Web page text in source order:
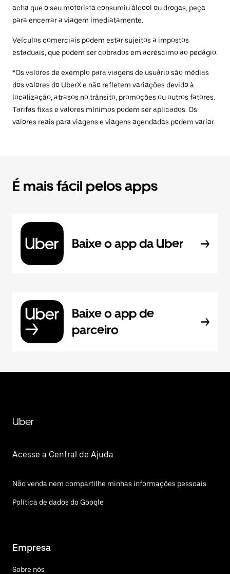
acha que o seu motorista consumiu álcool ou drogas, peça
para encerrar a viagem imediatamente.
Veículos comerciais podem estar sujeitos a impostos
estaduais, que podem ser cobrados em acréscimo ao pedágio.
*Os valores de exemplo para viagens de usuário são médias
dos valores do UberX e não refletem variações devido à
localização, atrasos no trânsito, promoções ou outros fatores.
Tarifas fixas e valores mínimos podem ser aplicados. Os
valores reais para viagens e viagens agendadas podem variar.
É mais fácil pelos apps
Baixe o app da Uber
Baixe o app de
parceiro
Uber
Acesse a Central de Ajuda
Não venda nem compartilhe minhas informações pessoais
Política de dados do Google
Empresa
Sobre nós